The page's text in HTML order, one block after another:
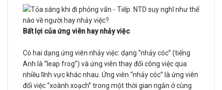
Bất lợi của ứng viên hay nhảy việc
Có hai dạng ứng viên nhảy việc: dạng “nhảy cóc” (tiếng
Anh là “leap frog”) và ứng viên thay đổi công việc qua
nhiều lĩnh vực khác nhau. Ứng viên “nhảy cóc” là ứng viên
đổi việc “xoành xoạch” trong một thời gian ngắn ở cùng